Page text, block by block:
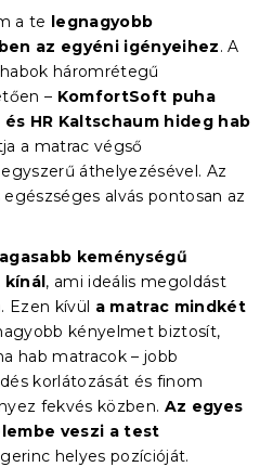
a te legnagyobb
az egyéni igényeihez. A
háromrétegű
– KomfortSoft puha
és HR Kaltschaum hideg hab
a matrac végső
áthelyezésével. Az
alvás pontosan az
keménységű
kínál, ami ideális megoldást
Ezen kívül a matrac mindkét
kényelmet biztosít,
hab matracok – jobb
korlátozását és finom
fekvés közben. Az egyes
veszi a test
helyes pozícióját.